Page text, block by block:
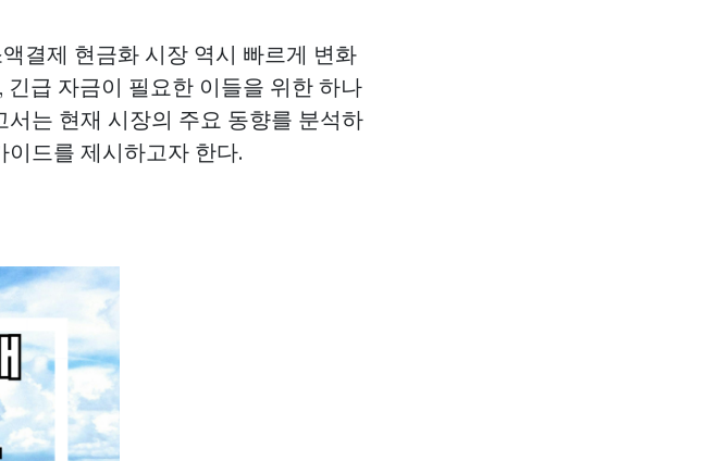
결제 현금화 시장 역시 빠르게 변화
급 자금이 필요한 이들을 위한 하나
는 현재 시장의 주요 동향를 분석하
드를 제시하고자 한다.